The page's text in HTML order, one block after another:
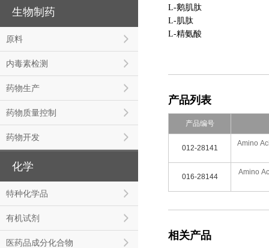
生物制药
原料
内毒素检测
药物生产
药物质量控制
药物开发
化学
特种化学品
有机试剂
医药品成分化合物
L-鹅肌肽
L-肌肽
L-精氨酸
产品列表
产品编号
012-28141
Amino
016-28144
Amino
相关产品